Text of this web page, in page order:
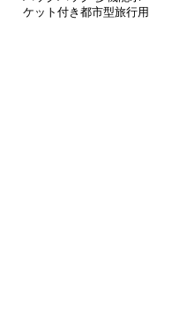
ケット付き都市型旅行用